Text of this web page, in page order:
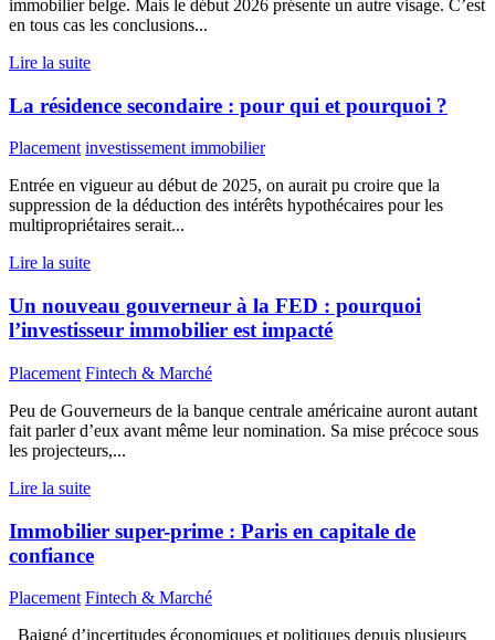
immobilier belge. Mais le début 2026 présente un autre visage. C’est
en tous cas les conclusions...
Lire la suite
La résidence secondaire : pour qui et pourquoi ?
Placement investissement immobilier
Entrée en vigueur au début de 2025, on aurait pu croire que la
suppression de la déduction des intérêts hypothécaires pour les
multipropriétaires serait...
Lire la suite
Un nouveau gouverneur à la FED : pourquoi
l’investisseur immobilier est impacté
Placement Fintech & Marché
Peu de Gouverneurs de la banque centrale américaine auront autant
fait parler d’eux avant même leur nomination. Sa mise précoce sous
les projecteurs,...
Lire la suite
Immobilier super-prime : Paris en capitale de
confiance
Placement Fintech & Marché
Baigné d’incertitudes économiques et politiques depuis plusieurs